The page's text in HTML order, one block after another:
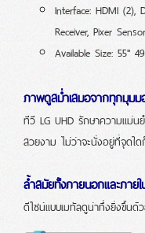
Interface: HDMI (2),
Receiver, Pixer Sensor
Available Size: 55"
ภาพดูสม่ำเสมอจากทุกมุมม
ทีวี LG UHD รักษาความแม่
สวยงาม ไม่ว่าจะนั่งอยู่ที่จุดใ
ล้ำสมัยทั้งภายนอกและภายใ
ดีไซน์แบบเมทัลดูน่าทึ่งยิ่งขึ้น